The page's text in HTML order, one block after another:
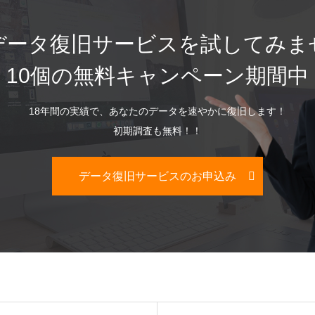
ータ復旧サービスを試してみま
10個の無料キャンペーン期間中
18年間の実績で、あなたのデータを速やかに復旧します！
初期調査も無料！！
データ復旧サービスのお申込み